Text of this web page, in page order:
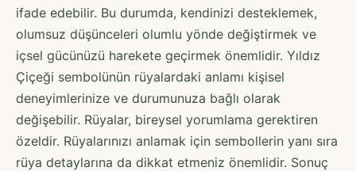
ifade edebilir. Bu durumda, kendinizi desteklemek,
olumsuz düşünceleri olumlu yönde değiştirmek ve
içsel gücünüzü harekete geçirmek önemlidir. Yıldız
Çiçeği sembolünün rüyalardaki anlamı kişisel
deneyimlerinize ve durumunuza bağlı olarak
değişebilir. Rüyalar, bireysel yorumlama gerektiren
özeldir. Rüyalarınızı anlamak için sembollerin yanı sıra
rüya detaylarına da dikkat etmeniz önemlidir. Sonuç